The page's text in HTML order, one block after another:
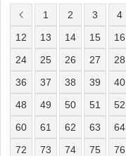
1
2 3 4
12
13 14 15 16
24
25 26 27 28
36
37 38 39 40
48
49 50 51 52
60
61 62 63 64
72
73 74 75 76